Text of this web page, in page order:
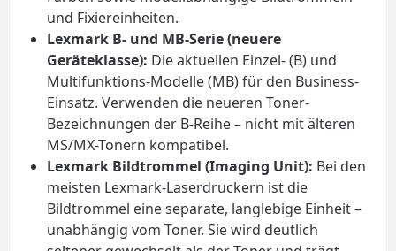
und Fixiereinheiten.
Lexmark B- und MB-Serie (neuere
Geräteklasse): Die aktuellen Einzel- (B) und
Multifunktions-Modelle (MB) für den Business-
Einsatz. Verwenden die neueren Toner-
Bezeichnungen der B-Reihe – nicht mit älteren
MS/MX-Tonern kompatibel.
Lexmark Bildtrommel (Imaging Unit): Bei den
meisten Lexmark-Laserdruckern ist die
Bildtrommel eine separate, langlebige Einheit –
unabhängig vom Toner. Sie wird deutlich